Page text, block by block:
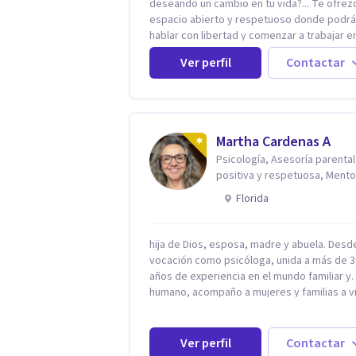
deseando un cambio en tu vida?... Te
espacio abierto y respetuoso donde
hablar con libertad y comenzar a trabajar
que hoy te preocupa. Me especializo en
Trastornos de Ansiedad y a lo largo de mi
experiencia profesional he acompañado a
Autoestima, Gestión de la Ira, Depresión,
en la Crianza, Codependencia, Celos, entre
otros. Cuento con más de 12 años de
experiencia en el área de la Salud mental y
trabajado en distintos contextos clínicos con
Ver perfil Contactar
Martha Cardenas A
Psicología, Asesoría parental
positiva y respetuosa,
reconexión contigo
Florida
hija de Dios, esposa, madre y abuela.
vocación como psicóloga, unida a más de
años de experiencia en el mundo familiar y
humano, acompaño a mujeres y familias a
mismas. Creo profundamente que la vida
hecha de etapas, y que cada ciclo
Ver perfil Contactar